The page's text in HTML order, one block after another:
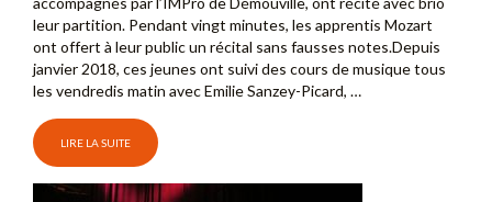
leur partition. Pendant vingt minutes, les apprentis Mozart
ont offert à leur public un récital sans fausses notes.Depuis
janvier 2018, ces jeunes ont suivi des cours de musique tous
les vendredis matin avec Emilie Sanzey-Picard, …
LIRE LA SUITE